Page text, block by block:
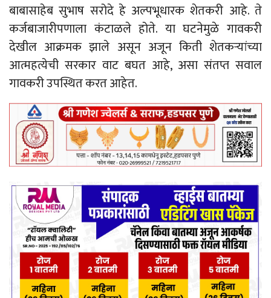
बाबासाहेब सुभाष सरोदे हे अल्पभूधारक शेतकरी आहे. ते
कर्जबाजारीपणाला कंटाळले होते. या घटनेमुळे गावकरी
देखील आक्रमक झाले असून अजून किती शेतकऱ्यांच्या
आत्महत्येची सरकार वाट बघत आहे, असा संतप्त सवाल
गावकरी उपस्थित करत आहेत.